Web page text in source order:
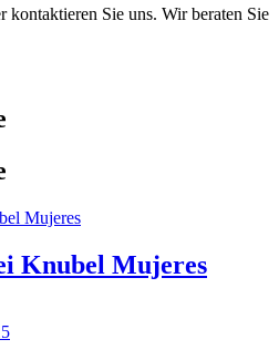
kontaktieren Sie uns. Wir beraten Sie
Knubel Mujeres